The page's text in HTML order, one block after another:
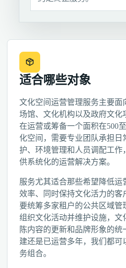
适合哪些对象
文化空间运营管理服务主要面
场馆、文化机构以及政府文化
在运营或筹备一个面积在500
化空间，需要专业团队承担日
护、环境管理和人员调配工作
供系统化的运营解决方案。
服务尤其适合那些希望降低运
效率、同时保持文化活力的客
要统筹多家租户的公共区域管
组织文化活动并维护设施，文
陈内容的更新和品牌形象的
建还是已运营多年，我们都可
务组合。